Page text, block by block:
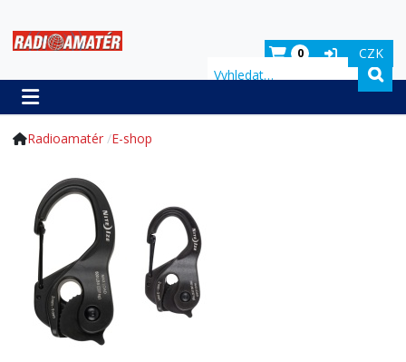
CZK
0
Hledat
Radioamatér E-shop